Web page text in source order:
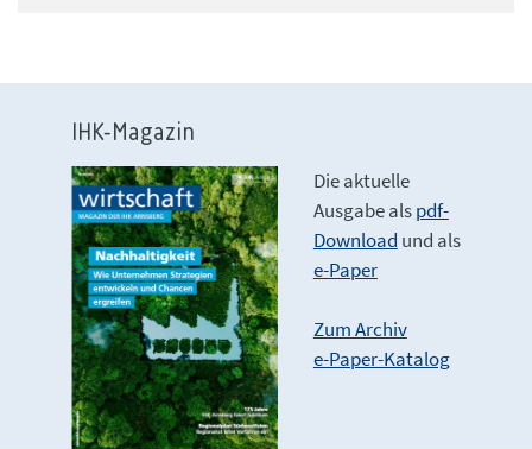
IHK-Magazin
Die aktuelle
Ausgabe alspdf-
Download und als
e-Paper
Zum Archiv
e-Paper-Katalog